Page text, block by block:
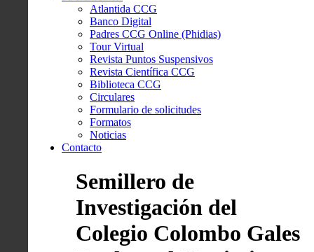
Atlantida CCG
Banco Digital
Padres CCG Online (Phidias)
Tour Virtual
Revista Puntos Suspensivos
Revista Científica CCG
Biblioteca CCG
Circulares
Formulario de solicitudes
Formatos
Noticias
Contacto
Semillero de
Investigación del
Colegio Colombo Gales